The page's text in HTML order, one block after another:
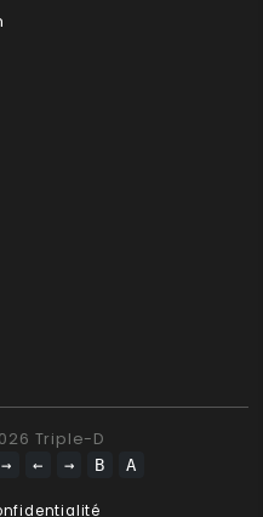
Triple-D
→ ← → B A